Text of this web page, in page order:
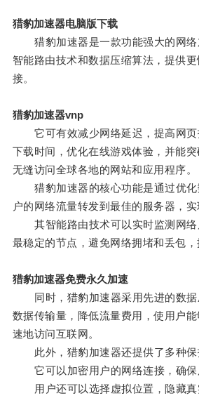
猎豹加速器电脑版下载
猎豹加速器是一款功能强大的网络
智能路由技术和数据压缩算法，提供
接。
猎豹加速器vnp
它可有效减少网络延迟，提高网页
下载时间，优化在线游戏体验，并能
无缝访问全球各地的网站和应用程序。
猎豹加速器的核心功能是通过优化
户的网络流量转发到最佳的服务器，实
其智能路由技术可以实时监测网络
最稳定的节点，避免网络拥堵和丢包，
猎豹加速器免费永久加速
同时，猎豹加速器采用先进的数据
数据传输量，降低流量费用，使用户
速地访问互联网。
此外，猎豹加速器还提供了多种保
它可以加密用户的网络连接，确保
用户还可以选择虚拟位置，隐藏真